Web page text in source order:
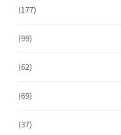
(177)
(99)
(62)
(69)
(37)